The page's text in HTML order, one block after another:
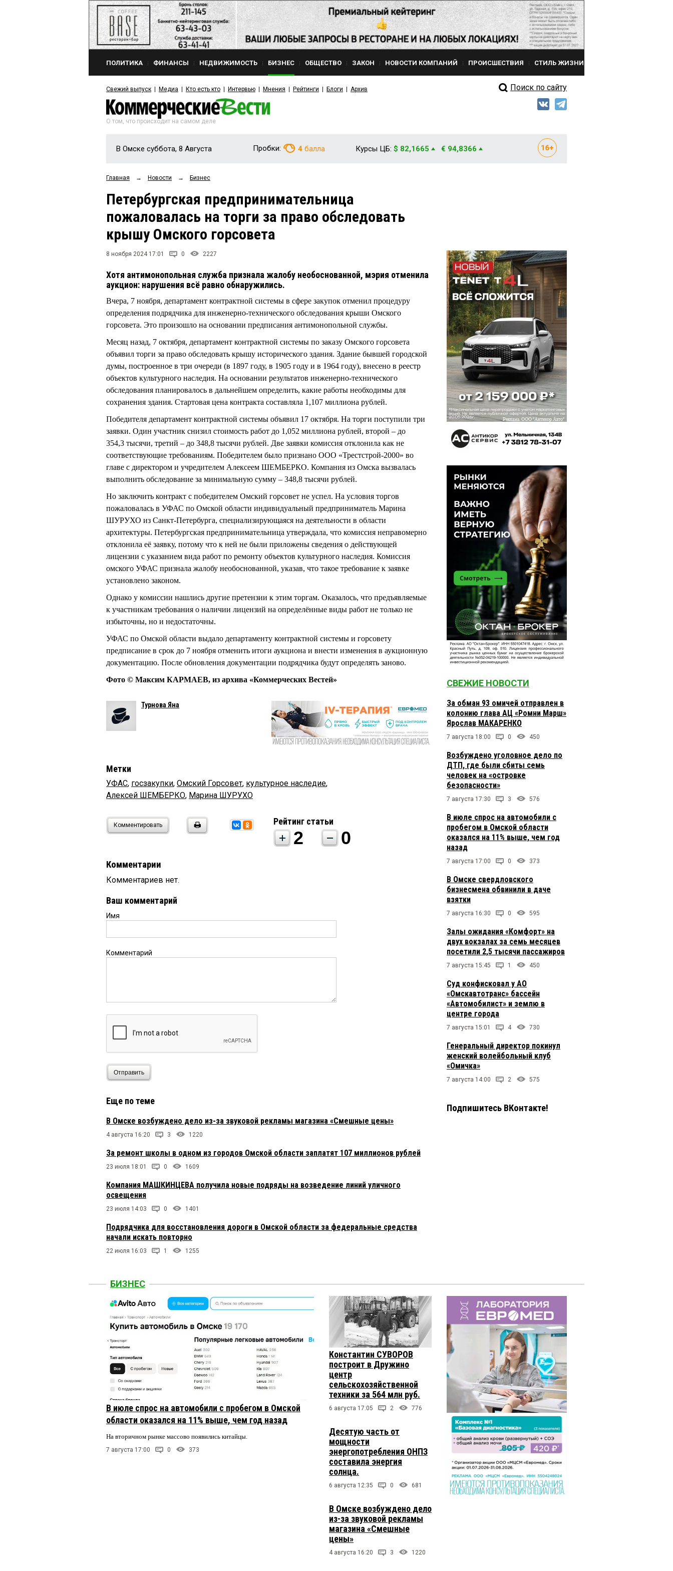
ПОЛИТИКА ФИНАНСЫ НЕДВИЖИМОСТЬ БИЗНЕС ОБЩЕСТВО ЗАКОН НОВОСТИ КОМПАНИЙ ПРОИСШЕСТВИЯ СТИЛЬ ЖИЗНИ
Свежий выпуск Медиа Кто есть кто Интервью Мнения Рейтинги Блоги Архив Поиск по сайту
О том, что происходит на самом деле
В Омске суббота, 8 Августа Пробки: 4 балла Курсы ЦБ: $ 82,1665 € 94,8366
Главная → Новости → Бизнес
Петербургская предпринимательница
пожаловалась на торги за право обследовать
крышу Омского горсовета
8 ноября 2024 17:01 0 2227
Хотя антимонопольная служба признала жалобу необоснованной, мэрия отменила
аукцион: нарушения всё равно обнаружились.
Вчера, 7 ноября, департамент контрактной системы в сфере закупок отменил процедуру
определения подрядчика для инженерно-технического обследования крыши Омского
горсовета. Это произошло на основании предписания антимонопольной службы.
Месяц назад, 7 октября, департамент контрактной системы по заказу Омского горсовета
объявил торги за право обследовать крышу исторического здания. Здание бывшей городской
думы, построенное в три очереди (в 1897 году, в 1905 году и в 1964 году), внесено в реестр
объектов культурного наследия. На основании результатов инженерно-технического
обследования планировалось в дальнейшем определить, какие работы необходимы для
сохранения здания. Стартовая цена контракта составляла 1,107 миллиона рублей.
Победителя департамент контрактной системы объявил 17 октября. На торги поступили три
заявки. Один участник снизил стоимость работ до 1,052 миллиона рублей, второй – до
354,3 тысячи, третий – до 348,8 тысячи рублей. Две заявки комиссия отклонила как не
соответствующие требованиям. Победителем было признано ООО «Трестстрой-2000» во
главе с директором и учредителем Алексеем ШЕМБЕРКО. Компания из Омска вызвалась
выполнить обследование за минимальную сумму – 348,8 тысячи рублей.
Но заключить контракт с победителем Омский горсовет не успел. На условия торгов
пожаловалась в УФАС по Омской области индивидуальный предприниматель Марина
ШУРУХО из Санкт-Петербурга, специализирующаяся на деятельности в области
архитектуры. Петербургская предпринимательница утверждала, что комиссия неправомерно
отклонила её заявку, потому что к ней не были приложены сведения о действующей
лицензии с указанием вида работ по ремонту объектов культурного наследия. Комиссия
омского УФАС признала жалобу необоснованной, указав, что такое требование к заявке
установлено законом.
Однако у комиссии нашлись другие претензии к этим торгам. Оказалось, что предъявляемые
к участникам требования о наличии лицензий на определённые виды работ не только не
избыточны, но и недостаточны.
УФАС по Омской области выдало департаменту контрактной системы и горсовету
предписание в срок до 7 ноября отменить итоги аукциона и внести изменения в аукционную
документацию. После обновления документации подрядчика будут определять заново.
Фото © Максим КАРМАЕВ, из архива «Коммерческих Вестей»
Турнова Яна
Метки
УФАС, госзакупки, Омский Горсовет, культурное наследие,
Алексей ШЕМБЕРКО, Марина ШУРУХО
Комментировать Рейтинг статьи
2 0
Комментарии
Комментариев нет.
Ваш комментарий
Имя
Комментарий
Отправить
Еще по теме
В Омске возбуждено дело из-за звуковой рекламы магазина «Смешные цены»
4 августа 16:20 3 1220
За ремонт школы в одном из городов Омской области заплатят 107 миллионов рублей
23 июля 18:01 0 1609
Компания МАШКИНЦЕВА получила новые подряды на возведение линий уличного
освещения
23 июля 14:03 0 1401
Подрядчика для восстановления дороги в Омской области за федеральные средства
начали искать повторно
22 июля 16:03 1 1255
СВЕЖИЕ НОВОСТИ
За обман 93 омичей отправлен в
колонию глава АЦ «Ромни Марш»
Ярослав МАКАРЕНКО
7 августа 18:00 0 450
Возбуждено уголовное дело по
ДТП, где были сбиты семь
человек на «островке
безопасности»
7 августа 17:30 3 576
В июле спрос на автомобили с
пробегом в Омской области
оказался на 11% выше, чем год
назад
7 августа 17:00 0 373
В Омске свердловского
бизнесмена обвинили в даче
взятки
7 августа 16:30 0 595
Залы ожидания «Комфорт» на
двух вокзалах за семь месяцев
посетили 2,5 тысячи пассажиров
7 августа 15:45 1 450
Суд конфисковал у АО
«Омскавтотранс» бассейн
«Автомобилист» и землю в
центре города
7 августа 15:01 4 730
Генеральный директор покинул
женский волейбольный клуб
«Омичка»
7 августа 14:00 2 575
Подпишитесь ВКонтакте!
БИЗНЕС
В июле спрос на автомобили с пробегом в Омской
области оказался на 11% выше, чем год назад
На вторичном рынке массово появились китайцы.
7 августа 17:00 0 373
Константин СУВОРОВ
построит в Дружино
центр
сельскохозяйственной
техники за 564 млн руб.
6 августа 17:05 2 776
Десятую часть от
мощности
энергопотребления ОНПЗ
составила энергия
солнца.
6 августа 12:35 0 681
В Омске возбуждено дело
из-за звуковой рекламы
магазина «Смешные
цены»
4 августа 16:20 3 1220